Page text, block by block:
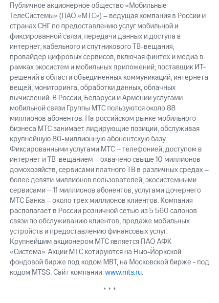
Публичное акционерное общество «Мобильные
ТелеСистемы» (ПАО «МТС») – ведущая компания в России и
странах СНГ по предоставлению услуг мобильной и
фиксированной связи, передачи данных и доступа в
интернет, кабельного и спутникового ТВ-вещания;
провайдер цифровых сервисов, включая финтех и медиа в
рамках экосистем и мобильных приложений; поставщик ИТ-
решений в области объединенных коммуникаций, интернета
вещей, мониторинга, обработки данных, облачных
вычислений. В России, Беларуси и Армении услугами
мобильной связи Группы МТС пользуются около 88
миллионов абонентов. На российском рынке мобильного
бизнеса МТС занимает лидирующие позиции, обслуживая
крупнейшую 80-миллионную абонентскую базу.
Фиксированными услугами МТС – телефонией, доступом в
интернет и ТВ-вещанием – охвачено свыше 10 миллионов
домохозяйств, сервисами платного ТВ в различных средах –
более девяти миллионов пользователей, экосистемными
сервисами – 11 миллионов абонентов, услугами дочернего
МТС Банка – около трех миллионов клиентов. Компания
располагает в России розничной сетью из 5 560 салонов
связи по обслуживанию клиентов, продаже мобильных
устройств и предоставлению финансовых услуг.
Крупнейшим акционером МТС является ПАО АФК
«Система». Акции МТС котируются на Нью-Йоркской
фондовой бирже под кодом MBT, на Московской бирже - под
кодом MTSS. Сайт компании:www.mts.ru.
* * *